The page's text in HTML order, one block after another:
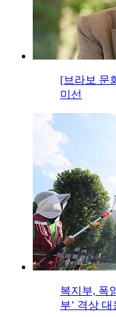
[브라보 문
미선
복지부, 폭
부’ 격상 대